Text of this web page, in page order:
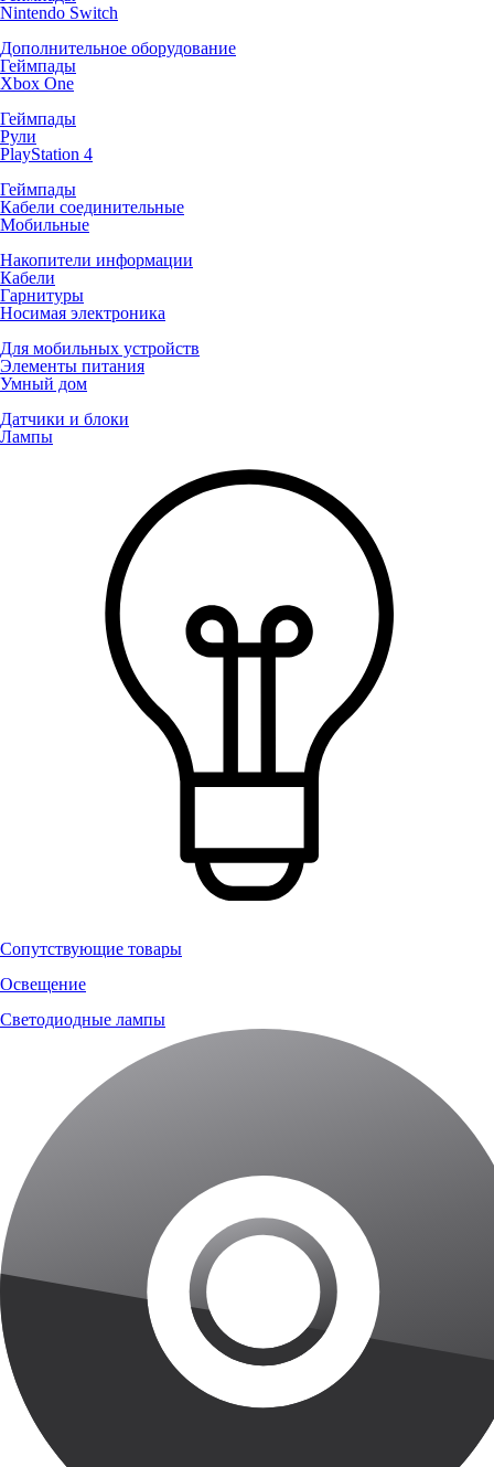
Nintendo Switch
Дополнительное оборудование
Геймпады
Xbox One
Геймпады
Рули
PlayStation 4
Геймпады
Кабели соединительные
Мобильные
Накопители информации
Кабели
Гарнитуры
Носимая электроника
Для мобильных устройств
Элементы питания
Умный дом
Датчики и блоки
Лампы
Сопутствующие товары
Освещение
Светодиодные лампы